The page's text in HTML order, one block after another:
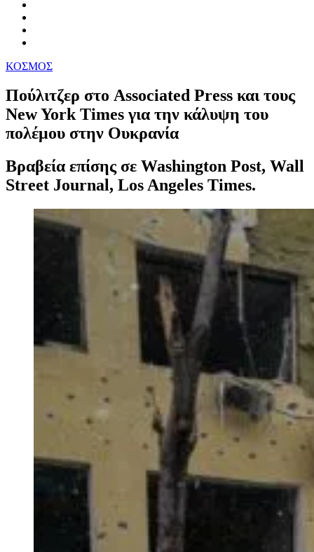
ΚΟΣΜΟΣ
Πούλιτζερ στο Associated Press και τους
New York Times για την κάλυψη του
πολέμου στην Ουκρανία
Βραβεία επίσης σε Washington Post, Wall
Street Journal, Los Angeles Times.